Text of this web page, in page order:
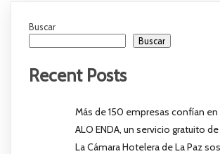
Buscar
Buscar
Recent Posts
Más de 150 empresas confían en
ALO ENDA, un servicio gratuito
La Cámara Hotelera de La Paz